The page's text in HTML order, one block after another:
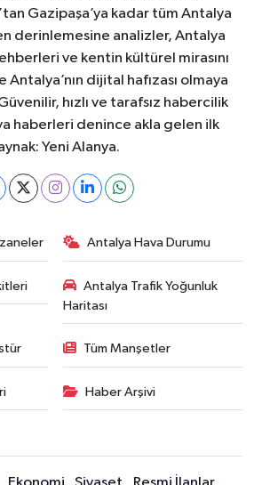
Gazipaşa’ya kadar tüm Antalya
derinlemesine analizler, Antalya
ve kentin kültürel mirasını
Antalya’nın dijital hafızası olmaya
hızlı ve tarafsız habercilik
haberleri denince akla gelen ilk
Yeni Alanya.
Antalya Hava Durumu
Antalya Trafik Yoğunluk
Haritası
Tüm Manşetler
Haber Arşivi